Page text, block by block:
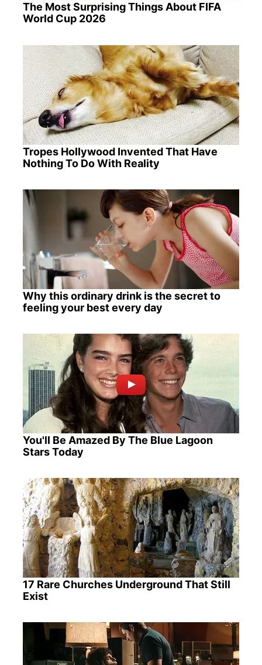
The Most Surprising Things About FIFA
World Cup 2026
Tropes Hollywood Invented That Have
Nothing To Do With Reality
Why this ordinary drink is the secret to
feeling your best every day
You'll Be Amazed By The Blue Lagoon
Stars Today
17 Rare Churches Underground That Still
Exist